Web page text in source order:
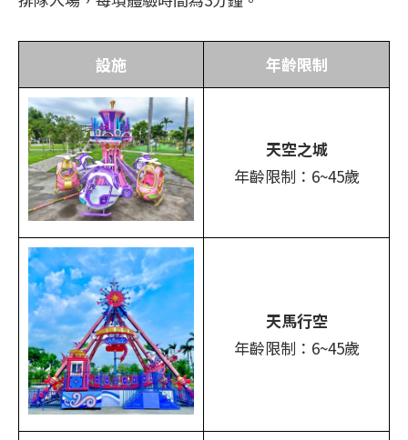
設施 年齡限制
天空之城
年齡限制：6~45歲
天馬行空
年齡限制：6~45歲